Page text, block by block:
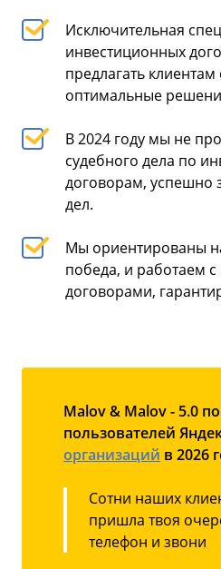
Исключительная
инвестиционных
предлагать
оптимальные
В 2024 году мы не
судебного дела по
договорам, успешно
дел.
Мы ориентированы
победа, и работаем
договорами,
Malov & Malov - 5.0
пользователей
организаций в 2026
Сотни наших
пришла твоя
телефон и звони